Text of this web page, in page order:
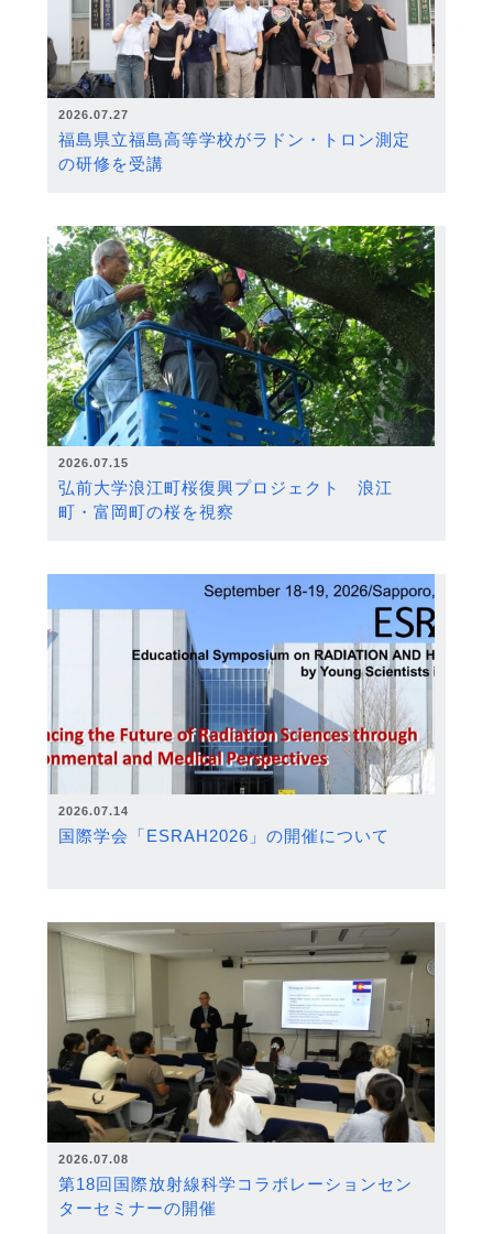
2026.07.27
福島県立福島高等学校がラドン・トロン測定
の研修を受講
2026.07.15
弘前大学浪江町桜復興プロジェクト 浪江
町・富岡町の桜を視察
2026.07.14
国際学会「ESRAH2026」の開催について
2026.07.08
第18回国際放射線科学コラボレーションセン
ターセミナーの開催